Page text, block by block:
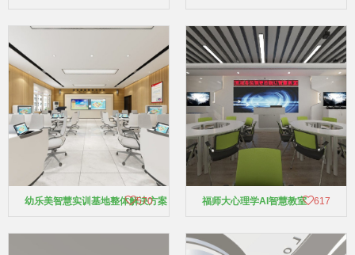
幼乐美智慧实训基地整体解决方案
570 福师大心理学AI智慧教室 617